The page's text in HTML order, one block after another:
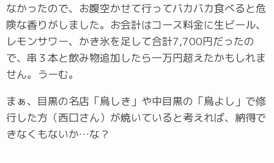
なかったので、お腹空かせて行ってバカバカ食べると危
険な香りがしました。お会計はコース料金に生ビール、
レモンサワー、かき氷を足して合計7,700円だったの
で、串３本と飲み物追加したら一万円超えたかもしれま
せん。うーむ。
まぁ、目黒の名店「鳥しき」や中目黒の「鳥よし」で修
行した方（西口さん）が焼いていると考えれば、納得で
きなくもないか…な？